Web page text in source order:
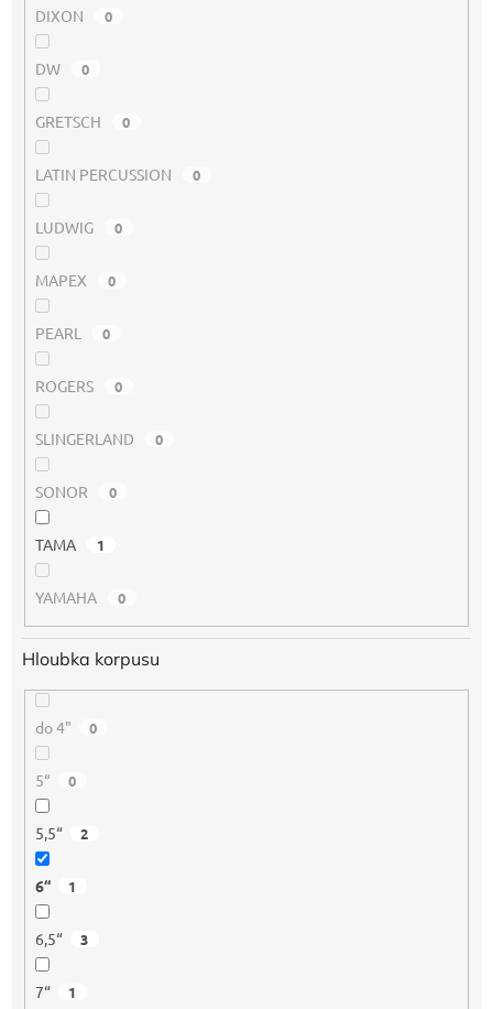
DIXON 0
DW 0
GRETSCH 0
LATIN PERCUSSION 0
LUDWIG 0
MAPEX 0
PEARL 0
ROGERS 0
SLINGERLAND 0
SONOR 0
TAMA 1
YAMAHA 0
Hloubka korpusu
do 4" 0
5“ 0
5,5“ 2
6“ 1
6,5“ 3
7“ 1